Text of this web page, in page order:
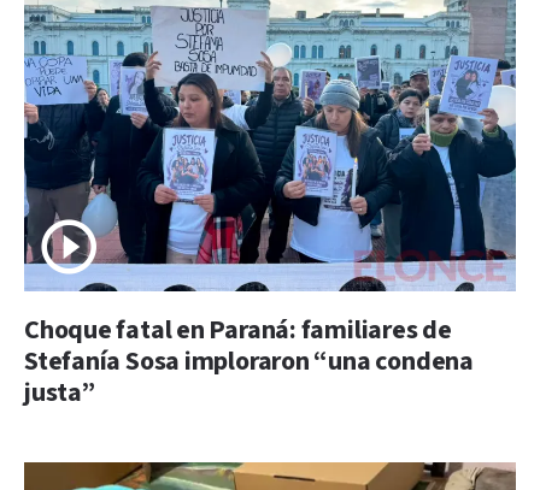
Choque fatal en Paraná: familiares de
Stefanía Sosa imploraron “una condena
justa”